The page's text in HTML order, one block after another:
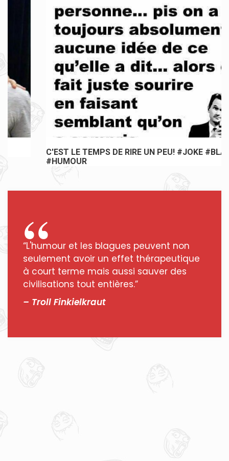
C'EST LE TEMPS DE RIRE UN PEU! #JOKE #BLAGUE
#HUMOUR
“L'humour et les blagues peuvent non
seulement avoir un effet thérapeutique
à court terme mais aussi sauver des
civilisations tout entières.”
– Troll Finkielkraut